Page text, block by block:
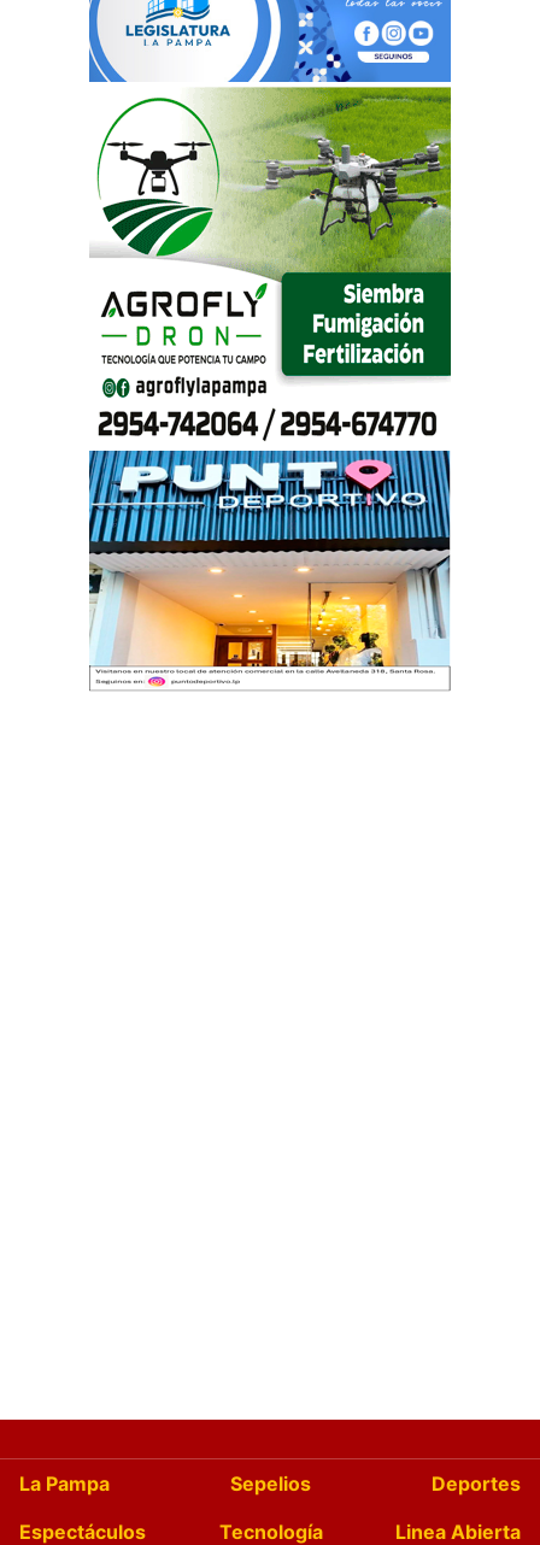
La Pampa Sepelios
Deportes
Espectáculos
Tecnología
Linea Abierta